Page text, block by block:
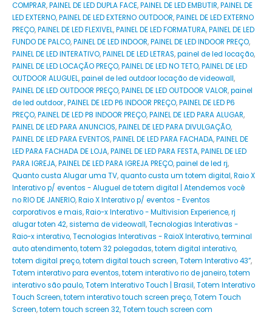
COMPRAR,PAINEL DE LED DUPLA FACE,PAINEL DE LED EMBUTIR,PAINEL DE
LED EXTERNO,PAINEL DE LED EXTERNO OUTDOOR,PAINEL DE LED EXTERNO
PREÇO,PAINEL DE LED FLEXIVEL,PAINEL DE LED FORMATURA,PAINEL DE LED
FUNDO DE PALCO,PAINEL DE LED INDOOR,PAINEL DE LED INDOOR PREÇO,
PAINEL DE LED INTERATIVO,PAINEL DE LED LETRAS,painel de led locação,
PAINEL DE LED LOCAÇÃO PREÇO,PAINEL DE LED NO TETO,PAINEL DE LED
OUTDOOR ALUGUEL,painel de led outdoor locação de videowall,
PAINEL DE LED OUTDOOR PREÇO,PAINEL DE LED OUTDOOR VALOR,painel
de led outdoor.,PAINEL DE LED P6 INDOOR PREÇO,PAINEL DE LED P6
PREÇO,PAINEL DE LED P8 INDOOR PREÇO,PAINEL DE LED PARA ALUGAR,
PAINEL DE LED PARA ANUNCIOS,PAINEL DE LED PARA DIVULGAÇÃO,
PAINEL DE LED PARA EVENTOS,PAINEL DE LED PARA FACHADA,PAINEL DE
LED PARA FACHADA DE LOJA,PAINEL DE LED PARA FESTA,PAINEL DE LED
PARA IGREJA,PAINEL DE LED PARA IGREJA PREÇO,painel de led rj,
Quanto custa Alugar uma TV,quanto custa um totem digital,Raio X
Interativo p/ eventos - Aluguel de totem digital | Atendemos você
no RIO DE JANERIO,Raio X Interativo p/ eventos - Eventos
corporativos e mais,Raio-x Interativo - Multivision Experience,rj
alugar toten 42,sistema de videowall,Tecnologias Interativas -
Raio-x interativo,Tecnologias Interativas - RaioX Interativo,terminal
auto atendimento,totem 32 polegadas,totem digital interativo,
totem digital preço,totem digital touch screen,Totem Interativo 43”,
Totem interativo para eventos,totem interativo rio de janeiro,totem
interativo são paulo,Totem Interativo Touch | Brasil,Totem Interativo
Touch Screen,totem interativo touch screen preço,Totem Touch
Screen,totem touch screen 32,Totem touch screen com